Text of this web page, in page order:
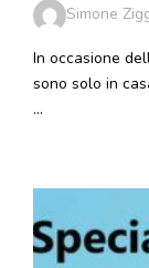
Simone
In occasione
sono solo in
…